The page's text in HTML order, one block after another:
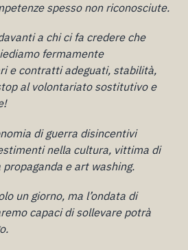
spesso non riconosciute.
a chi ci fa credere che
fermamente
e contratti adeguati, stabilità,
al volontariato sostitutivo e
di guerra disincentivi
nella cultura, vittima di
e art washing.
un giorno, ma l’ondata di
capaci di sollevare potrà